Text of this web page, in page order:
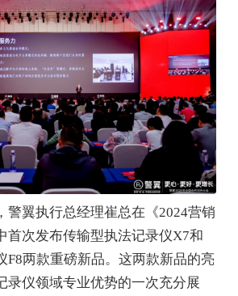
翼执行总经理崔总在《2024营销
首次发布传输型执法记录仪X7和
F8两款重磅新品。这两款新品的亮
录仪领域专业优势的一次充分展